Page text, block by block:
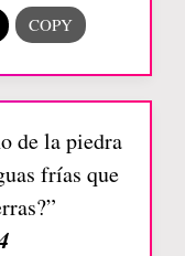
de la piedra
frías que